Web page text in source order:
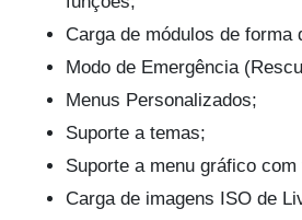
Carga de módulos de forma
Modo de Emergência
Menus Personalizados;
Suporte a temas;
Suporte a menu gráfico com
Carga de imagens ISO de